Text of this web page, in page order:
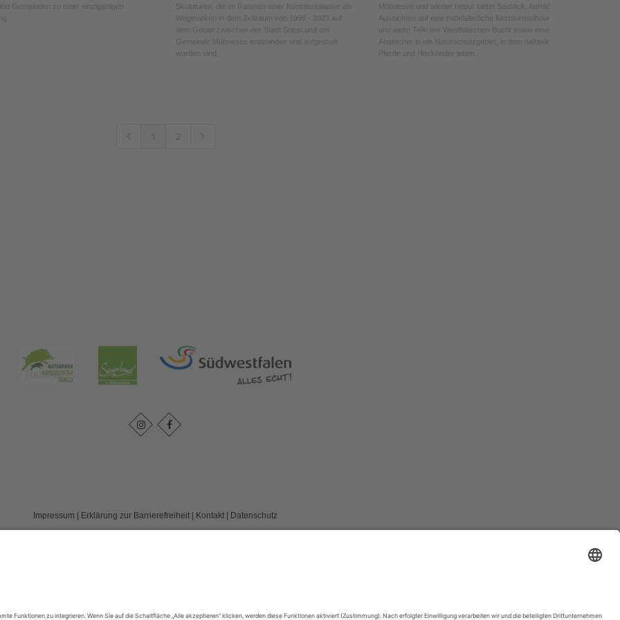
Gemeinden zu einer einzigartigen
Skulpturen, die im Rahmen einer Künstlerinitiative als
Wegmarken in dem Zeitraum von 1998 - 2023 auf
dem Gebiet zwischen der Stadt Soest und der
Gemeinde Möhnesee entstanden und aufgestellt
worden sind.
Möhnesee und wieder retour bietet Seeblick, herrliche
Aussichten auf eine mittelalterliche Kirchturmsilhouette
und weite Teile der Westfälischen Bucht sowie einen
Abstecher in ein Naturschutzgebiet, in dem halbwilde
Pferde und Heckrinder leben.
1 2
Impressum | Erklärung zur Barrierefreiheit| Kontakt| Datenschutz